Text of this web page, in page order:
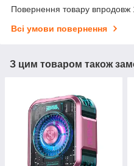
Повернення товару впродовж
Всі умови повернення
З цим товаром також